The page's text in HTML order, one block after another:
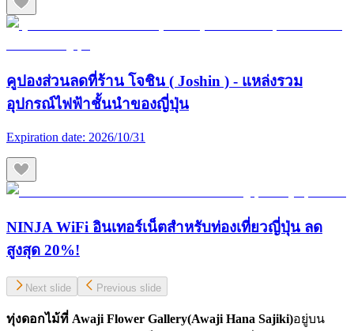
คูปองส่วนลดที่ร้าน โจชิน ( Joshin ) - แหล่งรวม
อุปกรณ์ไฟฟ้าชั้นนำของญี่ปุ่น
Expiration date: 2026/10/31
NINJA WiFi อินเทอร์เน็ตสำหรับท่องเที่ยวญี่ปุ่น ลด
สูงสุด 20%!
Next slide Previous slide
ทุ่งดอกไม้ที่ Awaji Flower Gallery(Awaji Hana Sajiki)อยู่บน